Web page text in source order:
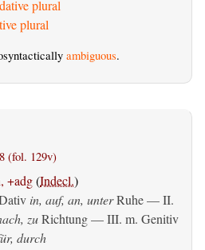
plural
plural
ambiguous.
(fol. 129v)
+adg(Indecl.)
in, auf, an, unterRuhe — II.
zuRichtung — III. m. Genitiv
durch